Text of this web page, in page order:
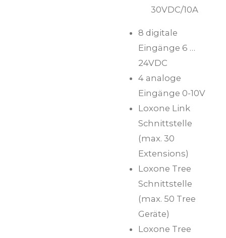
30VDC/10A
8 digitale
Eingänge 6 …
24VDC
4 analoge
Eingänge 0-10V
Loxone Link
Schnittstelle
(max. 30
Extensions)
Loxone Tree
Schnittstelle
(max. 50 Tree
Geräte)
Loxone Tree